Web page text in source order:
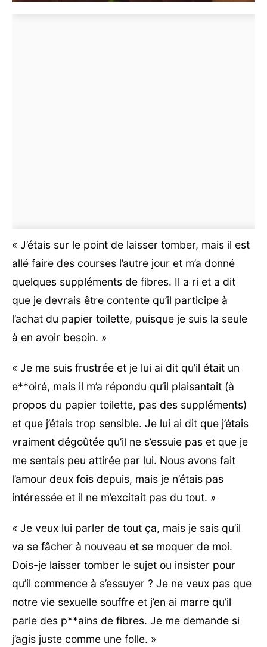
« J’étais sur le point de laisser tomber, mais il est
allé faire des courses l’autre jour et m’a donné
quelques suppléments de fibres. Il a ri et a dit
que je devrais être contente qu’il participe à
l’achat du papier toilette, puisque je suis la seule
à en avoir besoin. »
« Je me suis frustrée et je lui ai dit qu’il était un
e**oiré, mais il m’a répondu qu’il plaisantait (à
propos du papier toilette, pas des suppléments)
et que j’étais trop sensible. Je lui ai dit que j’étais
vraiment dégoûtée qu’il ne s’essuie pas et que je
me sentais peu attirée par lui. Nous avons fait
l’amour deux fois depuis, mais je n’étais pas
intéressée et il ne m’excitait pas du tout. »
« Je veux lui parler de tout ça, mais je sais qu’il
va se fâcher à nouveau et se moquer de moi.
Dois-je laisser tomber le sujet ou insister pour
qu’il commence à s’essuyer ? Je ne veux pas que
notre vie sexuelle souffre et j’en ai marre qu’il
parle des p**ains de fibres. Je me demande si
j’agis juste comme une folle. »